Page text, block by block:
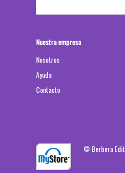
Nuestra empresa
Nosotros
Ayuda
Contacto
© Berbera